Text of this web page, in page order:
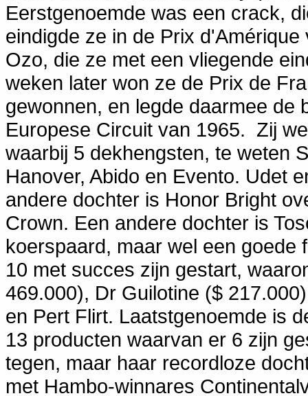
Eerstgenoemde was een crack,
eindigde ze in de Prix
Ozo, die ze met een vliegende
weken later won ze de Prix de
gewonnen, en legde daarmee de
Europese Circuit van 1965. Zij
waarbij 5 dekhengsten, te weten
Hanover, Abido en Evento. Udet
andere dochter is Honor Bright
Crown. Een andere dochter is
koerspaard, maar wel een
10 met succes zijn gestart,
469.000), Dr Guilotine ($
en Pert Flirt. Laatstgenoemde is
13 producten waarvan er 6 zijn
tegen, maar haar recordloze
met Hambo-winnares